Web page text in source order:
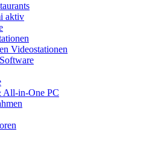
aktiv
Videostationen
All-in-One PC